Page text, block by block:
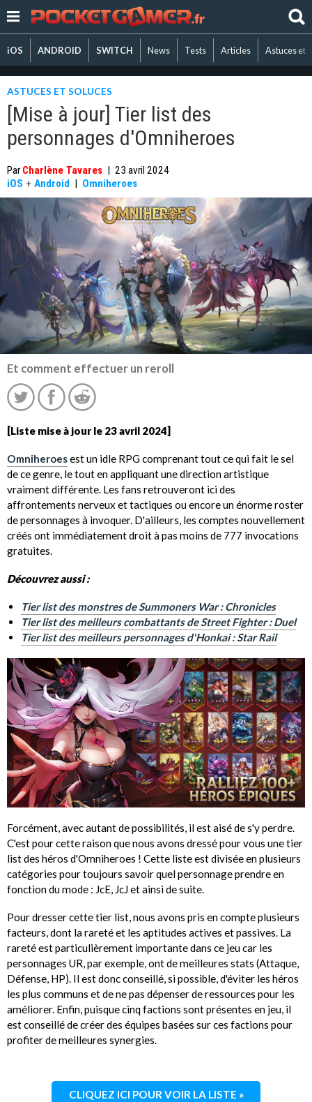
iOS ANDROID SWITCH News Tests Articles Astuces et
ASTUCES ET SOLUCES
[Mise à jour] Tier list des
personnages d'Omniheroes
Par Charlène Tavares | 23 avril 2024
iOS + Android | Omniheroes
Et comment effectuer un reroll
[Liste mise à jour le 23 avril 2024]
Omniheroesest un idle RPG comprenant tout ce qui fait le sel
de ce genre, le tout en appliquant une direction artistique
vraiment différente. Les fans retrouveront ici des
affrontements nerveux et tactiques ou encore un énorme roster
de personnages à invoquer. D'ailleurs, les comptes nouvellement
créés ont immédiatement droit à pas moins de 777 invocations
gratuites.
Découvrez aussi :
Tier list des monstres de Summoners War : Chronicles
Tier list des meilleurs combattants de Street Fighter : Duel
Tier list des meilleurs personnages d'Honkai : Star Rail
Forcément, avec autant de possibilités, il est aisé de s'y perdre.
C'est pour cette raison que nous avons dressé pour vous une tier
list des héros d'Omniheroes ! Cette liste est divisée en plusieurs
catégories pour toujours savoir quel personnage prendre en
fonction du mode : JcE, JcJ et ainsi de suite.
Pour dresser cette tier list, nous avons pris en compte plusieurs
facteurs, dont la rareté et les aptitudes actives et passives. La
rareté est particulièrement importante dans ce jeu car les
personnages UR, par exemple, ont de meilleures stats (Attaque,
Défense, HP). Il est donc conseillé, si possible, d'éviter les héros
les plus communs et de ne pas dépenser de ressources pour les
améliorer. Enfin, puisque cinq factions sont présentes en jeu, il
est conseillé de créer des équipes basées sur ces factions pour
profiter de meilleures synergies.
CLIQUEZ ICI POUR VOIR LA LISTE »